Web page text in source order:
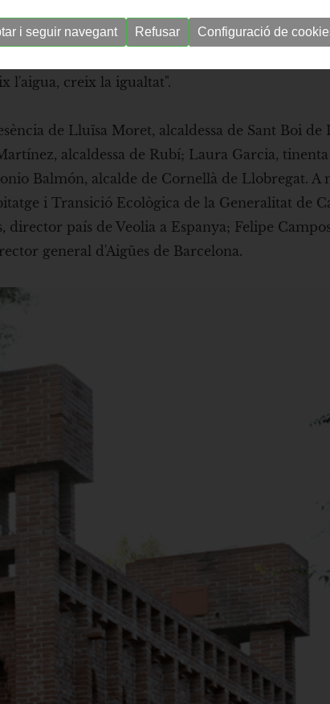
especial plena d’activitats que fusionen la
programació ha arrancat divendres amb un
treballa i col·labora, amb parlaments
l'aigua, creix la igualtat".
de Lluïsa Moret, alcaldessa de Sant Boi de
alcaldessa de Rubí; Laura Garcia,
Balmón, alcalde de Cornellà de Llobregat. A
i Transició Ecològica de la Generalitat de
país de Veolia a Espanya; Felipe
general d'Aigües de Barcelona.
i seguir navegant Refusar Configuració de